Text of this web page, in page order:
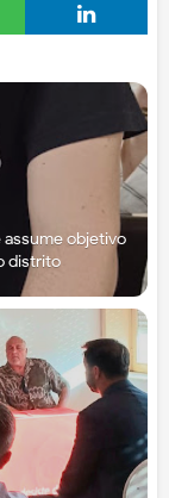
assume objetivo
distrito